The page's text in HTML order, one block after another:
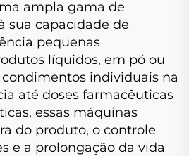
ampla gama de
sua capacidade de
pequenas
líquidos, em pó ou
individuais na
até doses farmacêuticas
essas máquinas
do produto, o controle
e a prolongação da vida